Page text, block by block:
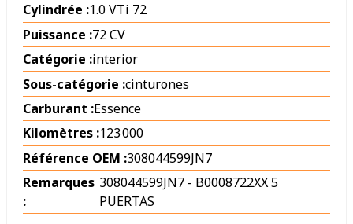
Cylindrée :1.0 VTi 72
Puissance :72 CV
Catégorie :interior
Sous-catégorie :cinturones
Carburant :Essence
Kilomètres :123 000
Référence OEM :308044599JN7
Remarques
:
308044599JN7 - B0008722XX 5
PUERTAS